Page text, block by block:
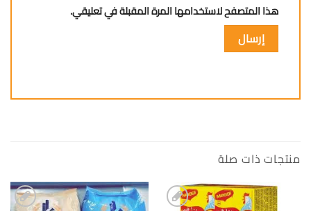
هذا المتصفح لاستخدامها المرة المقبلة في تعليقي.
منتجات ذات صلة